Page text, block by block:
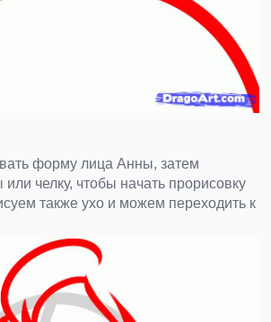
форму лица Анны, затем
челку, чтобы начать прорисовку
также ухо и можем переходить к